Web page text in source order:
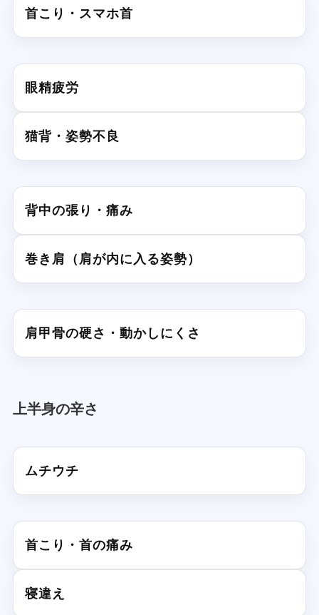
首こり・スマホ首
眼精疲労
猫背・姿勢不良
背中の張り・痛み
巻き肩（肩が内に入る姿勢）
肩甲骨の硬さ・動かしにくさ
上半身の辛さ
ムチウチ
首こり・首の痛み
寝違え